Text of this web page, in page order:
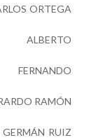
ORTEGA
ALBERTO
RAMÓN
RUIZ